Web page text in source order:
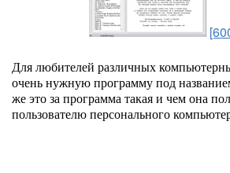
Для любителей различных
очень нужную программу под
же это за программа такая и чем она
пользователю персонального